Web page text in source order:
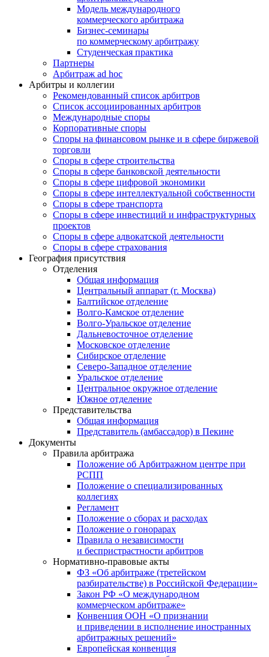
Модель международного
коммерческого арбитража
Бизнес-семинары
по коммерческому арбитражу
Студенческая практика
Партнеры
Арбитраж ad hoc
Арбитры и коллегии
Рекомендованный список арбитров
Список ассоциированных арбитров
Международные споры
Корпоративные споры
Споры на финансовом рынке и в сфере биржевой
торговли
Споры в сфере строительства
Споры в сфере банковской деятельности
Споры в сфере цифровой экономики
Споры в сфере интеллектуальной собственности
Споры в сфере транспорта
Cпоры в сфере инвестиций и инфраструктурных
проектов
Споры в сфере адвокатской деятельности
Споры в сфере страхования
География присутствия
Отделения
Общая информация
Центральный аппарат (г. Москва)
Балтийское отделение
Волго-Камское отделение
Волго-Уральское отделение
Дальневосточное отделение
Московское отделение
Сибирское отделение
Северо-Западное отделение
Уральское отделение
Центральное окружное отделение
Южное отделение
Представительства
Общая информация
Представитель (амбассадор) в Пекине
Документы
Правила арбитража
Положение об Арбитражном центре при
РСПП
Положение о специализированных
коллегиях
Регламент
Положение о сборах и расходах
Положение о гонорарах
Правила о независимости
и беспристрастности арбитров
Нормативно-правовые акты
ФЗ «Об арбитраже (третейском
разбирательстве) в Российской Федерации»
Закон РФ «О международном
коммерческом арбитраже»
Конвенция ООН «О признании
и приведении в исполнение иностранных
арбитражных решений»
Европейская конвенция